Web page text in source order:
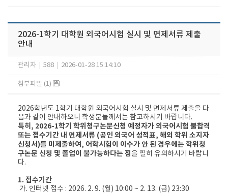
2026-1학기 대학원 외국어시험 실시 및 면제서류 제출
안내
관리자 588 2026-01-28 15:14:10
첨부파일 (1)
2026학년도 1학기 대학원 외국어시험 실시 및 면제서류 제출을 다
음과 같이 안내하오니 학생분들께서는 참고하시기 바랍니다.
특히, 2026-1학기 학위청구논문신청 예정자가 외국어시험 불합격
또는 접수기간 내 면제서류 (공인 외국어 성적표, 해외 학위 소지자
신청서)를 미제출하여, 어학시험이 이수가 안 된 경우에는 학위청
구논문 신청 및 졸업이 불가능하다는 점을 필히 유의하시기 바랍니
다.
1. 접수기간
가. 인터넷 접수 : 2026. 2. 9. (월) 10:00 ~ 2. 13. (금) 23:30